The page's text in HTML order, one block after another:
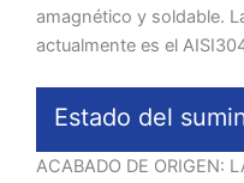
amagnético y soldable.
actualmente es el
Estado del
ACABADO DE ORIGEN: